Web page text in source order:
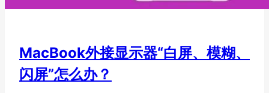
MacBook外接显示器“白屏、模糊、
闪屏”怎么办？